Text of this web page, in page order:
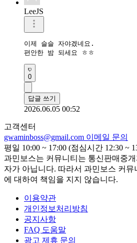
LeeJS
이제 슬슬 자야겠네요.
편안한 밤 되세요 ㅎㅎ
0
답글 쓰기
2026.06.05 00:52
고객센터
gwaminboss@gmail.com 이메일 문의
평일 10:00 ~ 17:00 (점심시간 12:30 ~
과민보스는 커뮤니티는 통신판매중
자가 아닙니다. 따라서 과민보스 커뮤
에 대하여 책임을 지지 않습니다.
이용약관
개인정보처리방침
공지사항
FAQ 도움말
광고 제휴 문의